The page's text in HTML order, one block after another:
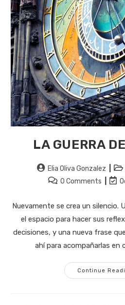
LA GUERRA
Post
author:
Elia Oliva Gonzalez
Post0 Comments
Post
Nuevamente se crea un silencio.
el espacio para hacer sus
decisiones, y una nueva frase
ahí para acompañarlas en
Continue